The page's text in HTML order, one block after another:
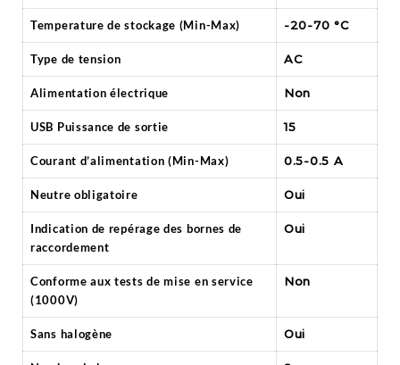
Temperature de stockage (Min-Max) -20-70 °C
Type de tension AC
Alimentation électrique Non
USB Puissance de sortie 15
Courant d’alimentation (Min-Max) 0.5-0.5 A
Neutre obligatoire Oui
Indication de repérage des bornes de
raccordement
Oui
Conforme aux tests de mise en service
(1000V)
Non
Sans halogène Oui